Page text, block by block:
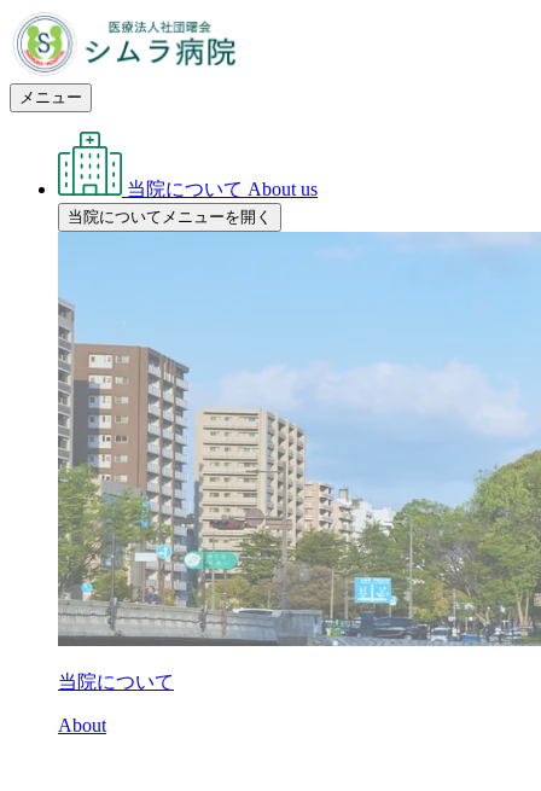
メニュー
当院について About us
当院についてメニューを開く
当院について
About